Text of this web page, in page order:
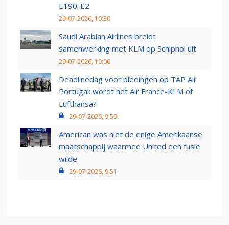
E190-E2
29-07-2026, 10:30
Saudi Arabian Airlines breidt
samenwerking met KLM op Schiphol uit
29-07-2026, 10:00
Deadlinedag voor biedingen op TAP Air
Portugal: wordt het Air France-KLM of
Lufthansa?
29-07-2026, 9:59
American was niet de enige Amerikaanse
maatschappij waarmee United een fusie
wilde
29-07-2026, 9:51